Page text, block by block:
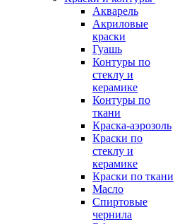
Акварель
Акриловые
краски
Гуашь
Контуры по
стеклу и
керамике
Контуры по
ткани
Краска-аэрозоль
Краски по
стеклу и
керамике
Краски по ткани
Масло
Спиртовые
чернила